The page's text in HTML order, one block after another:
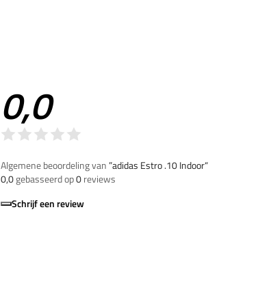
0,0
Algemene beoordeling van”adidas Estro .10 Indoor“
0,0gebasseerd op0reviews
Schrijf een review